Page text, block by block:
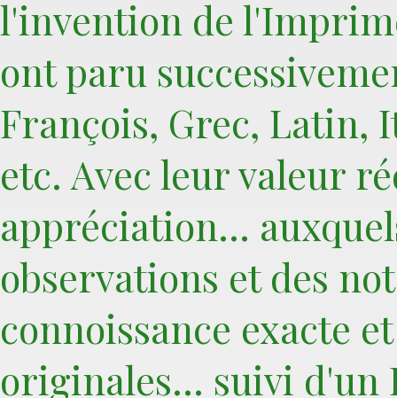
l'invention de
ont paru
François, Grec, Latin,
etc. Avec leur valeur
appréciation...
observations et des
connoissance exacte
originales... suivi d'un